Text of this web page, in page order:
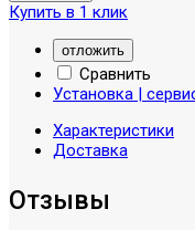
Купить в 1 клик
отложить
Сравнить
Установка |
Характеристики
Доставка
Отзывы